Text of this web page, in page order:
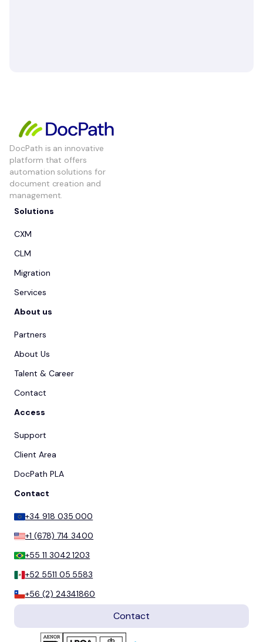
DocPath is an innovative
platform that offers
automation solutions for
document creation and
management.
Solutions
CXM
CLM
Migration
Services
About us
Partners
About Us
Talent & Career
Contact
Access
Support
Client Area
DocPath PLA
Contact
+34 918 035 000
+1 (678) 714 3400
+55 11 3042 1203
+52 5511 05 5583
+56 (2) 24341860
Contact